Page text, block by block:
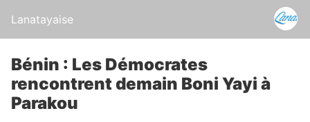
Lanatayaise
Bénin : Les Démocrates
rencontrent demain Boni Yayi à
Parakou